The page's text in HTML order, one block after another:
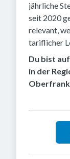
jährliche
seit 2020
relevant,
tariflicher
Du bist
in der